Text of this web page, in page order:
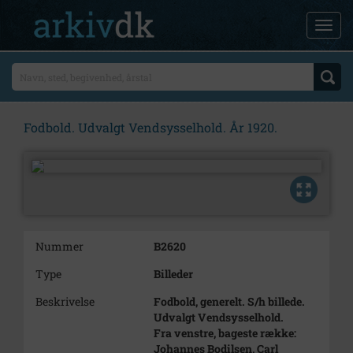
Fodbold. Udvalgt Vendsysselhold. År 1920.
Nummer
B2620
Type
Billeder
Beskrivelse
Fodbold, generelt. S/h billede.
Udvalgt Vendsysselhold.
Fra venstre, bageste række:
Johannes Bodilsen, Carl